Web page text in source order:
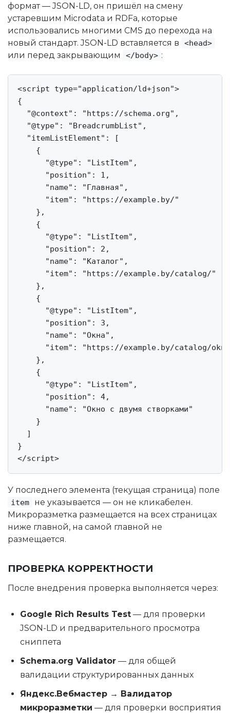
формат — JSON-LD, он пришёл на смену
устаревшим Microdata и RDFa, которые
использовались многими CMS до перехода на
новый стандарт. JSON-LD вставляется в
<head>
или перед закрывающим </body> :
<script type="application/ld+json">
{
  "@context": "https://schema.org",
  "@type": "BreadcrumbList",
  "itemListElement": [
    {
      "@type": "ListItem",
      "position": 1,
      "name": "Главная",
      "item": "https://example.by/"
    },
    {
      "@type": "ListItem",
      "position": 2,
      "name": "Каталог",
      "item": "https://example.by/catalog/"
    },
    {
      "@type": "ListItem",
      "position": 3,
      "name": "Окна",
"item": "https://example.by/catalog/
    },
    {
      "@type": "ListItem",
      "position": 4,
      "name": "Окно с двумя створками"
    }
  ]
}
</script>
У последнего элемента (текущая страница) поле
item
не указывается — он не кликабелен.
Микроразметка размещается на всех страницах
ниже главной, на самой главной не
размещается.
ПРОВЕРКА КОРРЕКТНОСТИ
После внедрения проверка выполняется через:
Google Rich Results Test — для проверки
JSON-LD и предварительного просмотра
сниппета
Schema.org Validator — для общей
валидации структурированных данных
Яндекс.Вебмастер → Валидатор
микроразметки — для проверки восприятия